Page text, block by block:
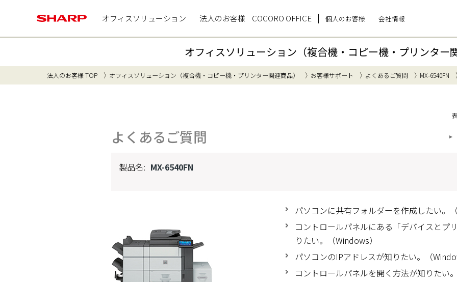
オフィスソリューション 法人のお客様 COCORO OFFICE 個人のお客様 会社情報
オフィスソリューション（複合機・コピー機・プリンター
法人のお客様 TOP オフィスソリューション（複合機・コピー機・プリンター関連商品） お客様サポート よくあるご質問 MX-6540FN
よくあるご質問
製品名: MX-6540FN
パソコンに共有フォルダーを作成したい。
コントロールパネルにある「デバイスとプ
りたい。（Windows）
パソコンのIPアドレスが知りたい。（
コントロールパネルを開く方法が知りたい